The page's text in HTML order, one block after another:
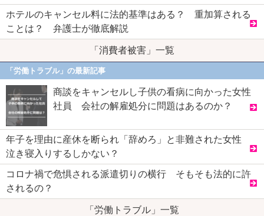
ホテルのキャンセル料に法的基準はある？ 重加算される
ことは？ 弁護士が徹底解説
「消費者被害」一覧
「労働トラブル」の最新記事
商談をキャンセルし子供の看病に向かった女性
社員 会社の解雇処分に問題はあるのか？
年子を理由に産休を断られ「辞めろ」と非難された女性
泣き寝入りするしかない？
コロナ禍で危惧される派遣切りの横行 そもそも法的に許
されるの？
「労働トラブル」一覧